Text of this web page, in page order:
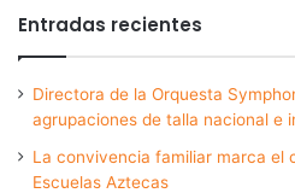
Entradas recientes
Directora de la Orquesta
agrupaciones de talla nacional e
La convivencia familiar marca el
Escuelas Aztecas